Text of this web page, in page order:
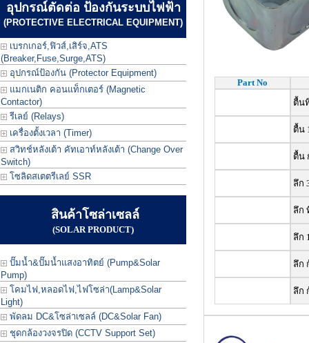
อุปกรณ์ตัดต่อ ป้องกันระบบไฟฟ้า
(PROTECTIVE ELECTRICAL EQUIPMENT)
เบรกเกอร์,ฟิวส์,เสิร์จ,ATS
(Breaker,Fuse,Surge,ATS)
อุปกรณ์ป้องกัน (Protector Equipment)
แมกเนติก คอนแท็กเตอร์ (Magnetic
Contactor)
รีเลย์ (Relays)
เครื่องตั้งเวลา (Timer)
สวิทช์หลังเต้า คัทเอาท์หลังเต้า (Change Over
Switch)
โซลิดสเตตรีเลย์ SSR
สินค้าโซล่าเซลล์
(SOLAR PRODUCT)
ปั๊มน้ำ&ปั๊มน้ำแสงอาทิตย์ (Pump&Solar
Pump)
โคมไฟ,หลอดไฟ,ไฟโซล่า(Lamp&Solar
Light)
พัดลม DC&โซล่าเซลล์ (DC&Solar Fan)
ชุดกล้องวงจรปิด (CCTV Support Set)
Part No
ตื้น
ตื้น
ตื้น
ลึก
ลึก
ลึก
ลึก
ลึก